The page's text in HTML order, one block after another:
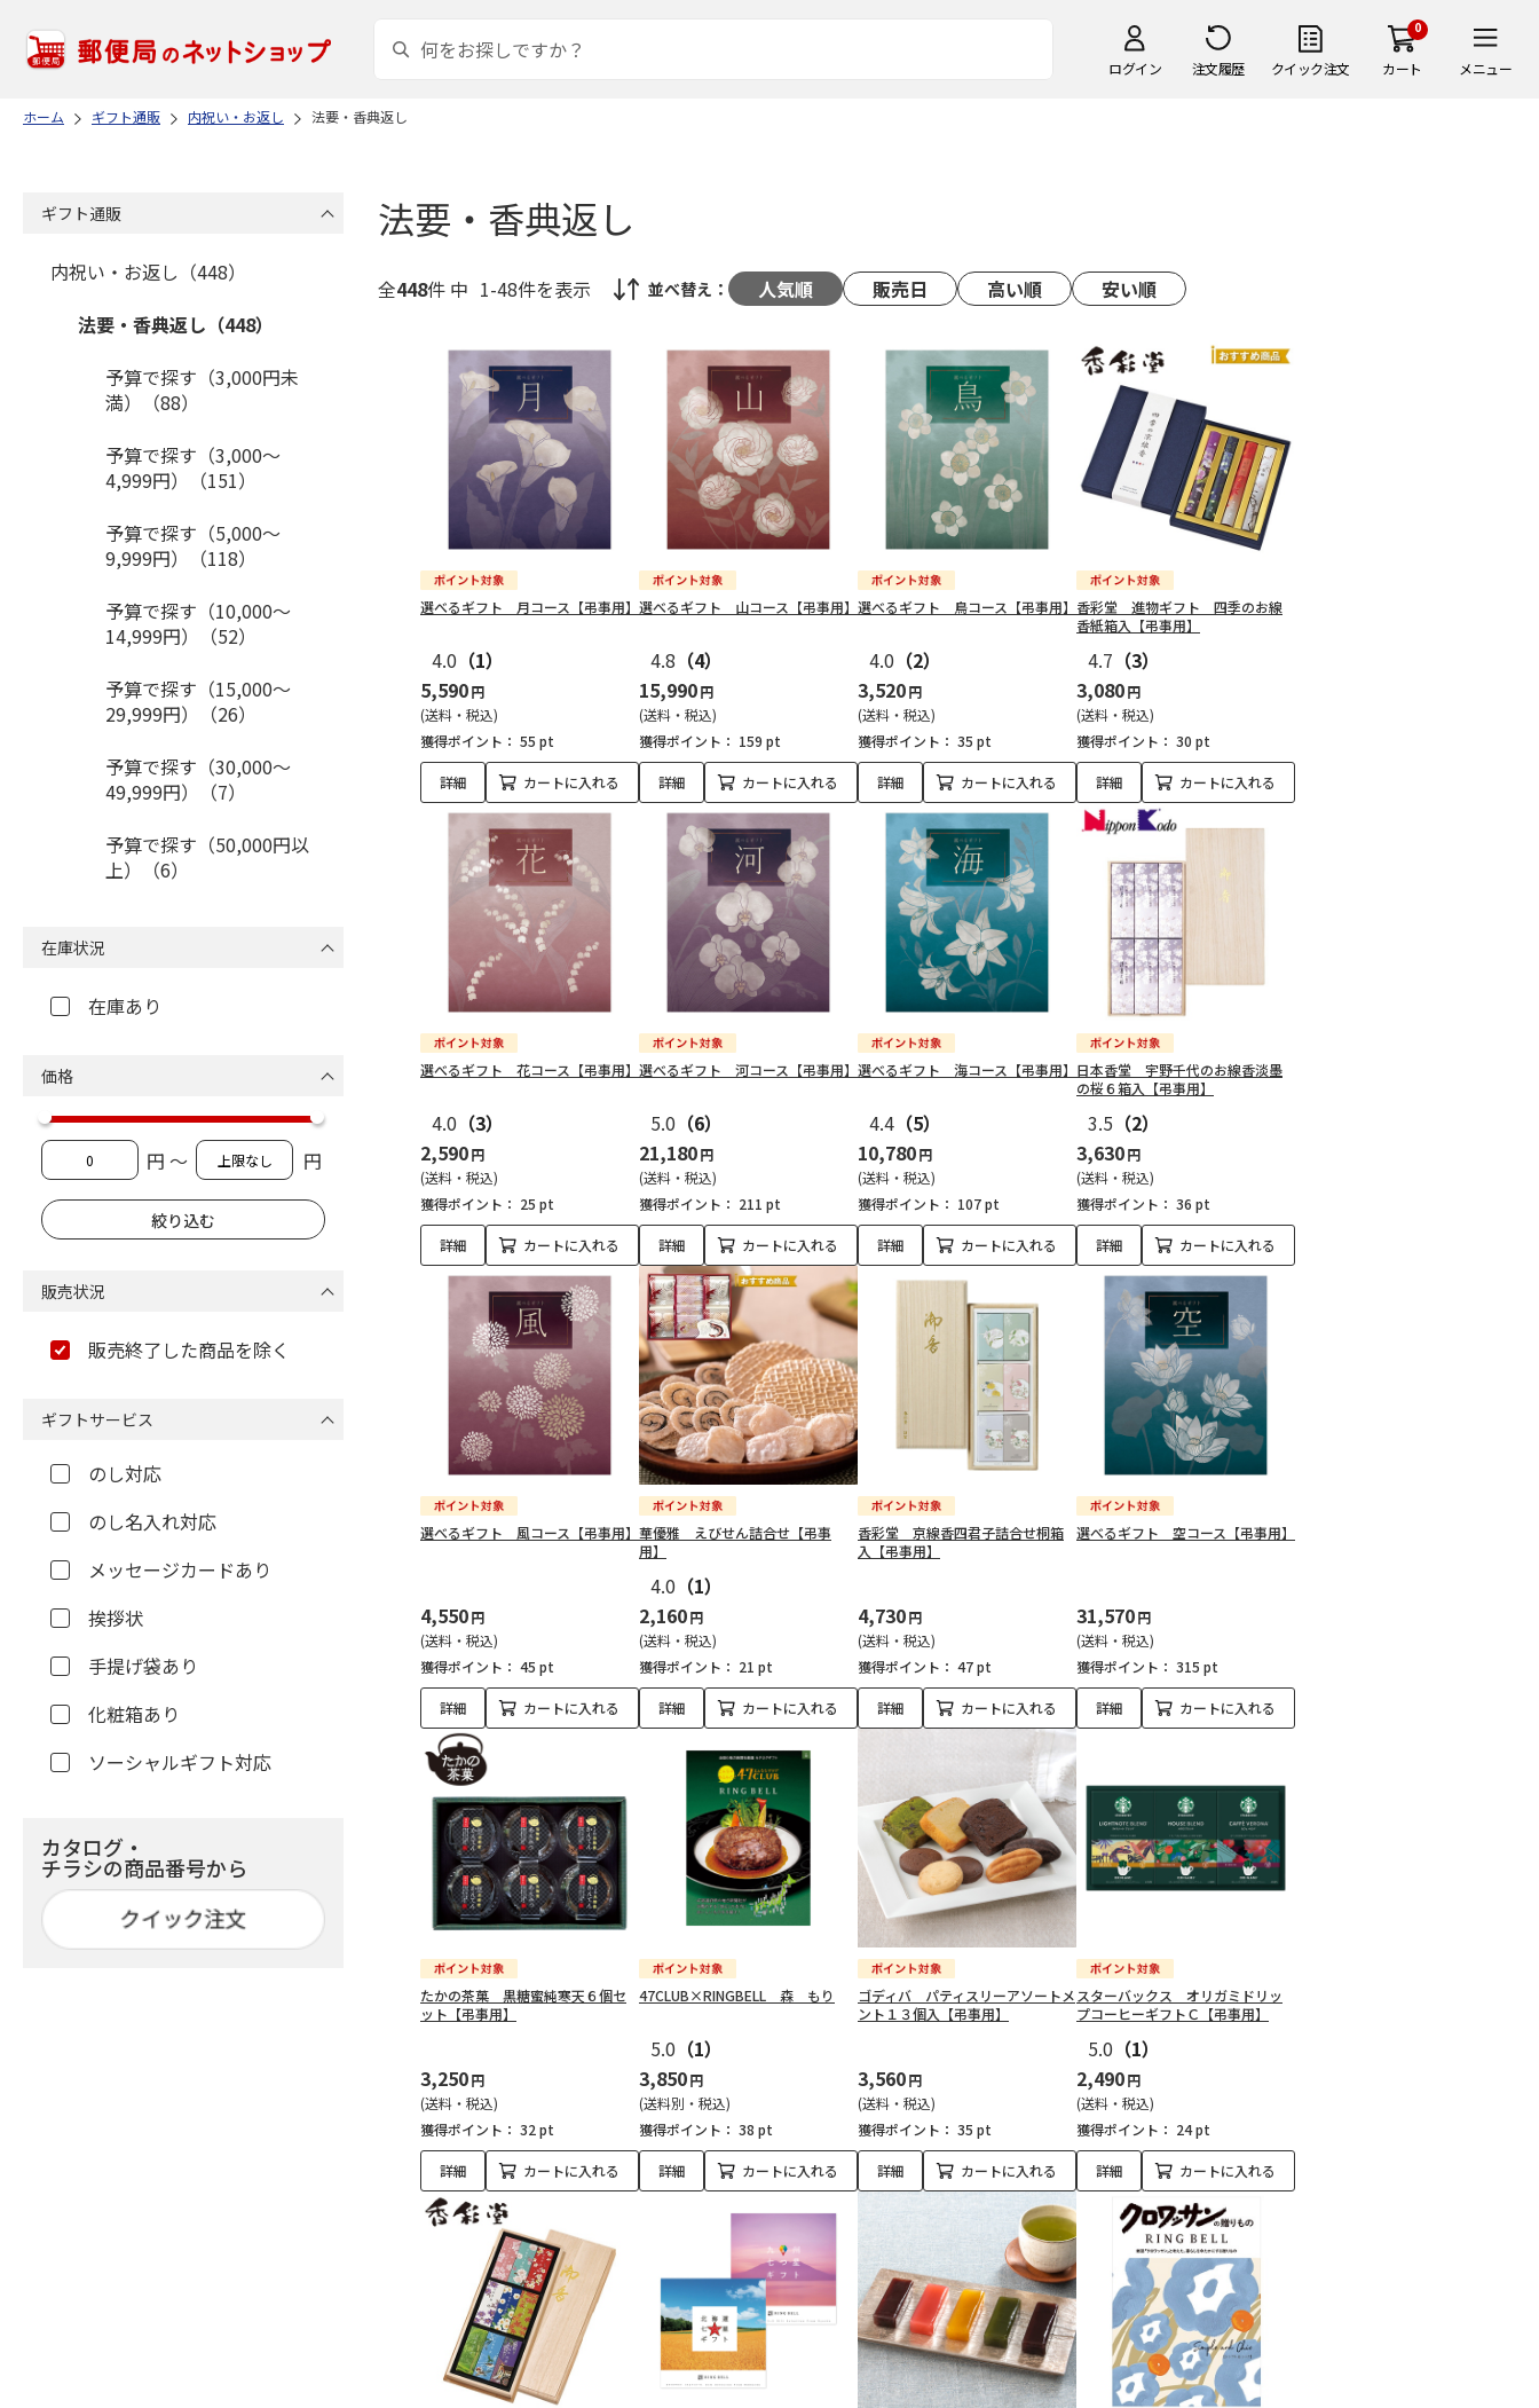
ログイン 注文履歴 クイック注文
0
カート メニュー
ホーム ギフト通販 内祝い・お返し 法要・香典返し
法要・香典返し
全448件 中 1-48件を表示 並べ替え： 人気順 販売日 高い順 安い順
選べるギフト 月コース【弔事用】
4.0 （1）
5,590円
(送料・税込)
獲得ポイント： 55 pt
詳細 カートに入れる
選べるギフト 山コース【弔事用】
4.8 （4）
15,990円
(送料・税込)
獲得ポイント： 159 pt
詳細 カートに入れる
選べるギフト 鳥コース【弔事用】
4.0 （2）
3,520円
(送料・税込)
獲得ポイント： 35 pt
詳細 カートに入れる
香彩堂 進物ギフト 四季のお線
香紙箱入【弔事用】
4.7 （3）
3,080円
(送料・税込)
獲得ポイント： 30 pt
詳細 カートに入れる
選べるギフト 花コース【弔事用】
4.0 （3）
2,590円
(送料・税込)
獲得ポイント： 25 pt
詳細 カートに入れる
選べるギフト 河コース【弔事用】
5.0 （6）
21,180円
(送料・税込)
獲得ポイント： 211 pt
詳細 カートに入れる
選べるギフト 海コース【弔事用】
4.4 （5）
10,780円
(送料・税込)
獲得ポイント： 107 pt
詳細 カートに入れる
日本香堂 宇野千代のお線香淡墨
の桜６箱入【弔事用】
3.5 （2）
3,630円
(送料・税込)
獲得ポイント： 36 pt
詳細 カートに入れる
選べるギフト 風コース【弔事用】
4,550円
(送料・税込)
獲得ポイント： 45 pt
詳細 カートに入れる
華優雅 えびせん詰合せ【弔事
用】
4.0 （1）
2,160円
(送料・税込)
獲得ポイント： 21 pt
詳細 カートに入れる
香彩堂 京線香四君子詰合せ桐箱
入【弔事用】
4,730円
(送料・税込)
獲得ポイント： 47 pt
詳細 カートに入れる
選べるギフト 空コース【弔事用】
31,570円
(送料・税込)
獲得ポイント： 315 pt
詳細 カートに入れる
たかの茶菓 黒糖蜜純寒天６個セ
ット【弔事用】
3,250円
(送料・税込)
獲得ポイント： 32 pt
詳細 カートに入れる
47CLUB×RINGBELL 森 もり
5.0 （1）
3,850円
(送料別・税込)
獲得ポイント： 38 pt
詳細 カートに入れる
ゴディバ パティスリーアソートメ
ント１３個入【弔事用】
3,560円
(送料・税込)
獲得ポイント： 35 pt
詳細 カートに入れる
スターバックス オリガミドリッ
プコーヒーギフトＣ【弔事用】
5.0 （1）
2,490円
(送料・税込)
獲得ポイント： 24 pt
詳細 カートに入れる
ギフト通販
内祝い・お返し（448）
法要・香典返し（448）
予算で探す（3,000円未
満）（88）
予算で探す（3,000～
4,999円）（151）
予算で探す（5,000～
9,999円）（118）
予算で探す（10,000～
14,999円）（52）
予算で探す（15,000～
29,999円）（26）
予算で探す（30,000～
49,999円）（7）
予算で探す（50,000円以
上）（6）
在庫状況
在庫あり
価格
円 ～ 円
販売状況
販売終了した商品を除く
ギフトサービス
のし対応
のし名入れ対応
メッセージカードあり
挨拶状
手提げ袋あり
化粧箱あり
ソーシャルギフト対応
カタログ・
チラシの商品番号から